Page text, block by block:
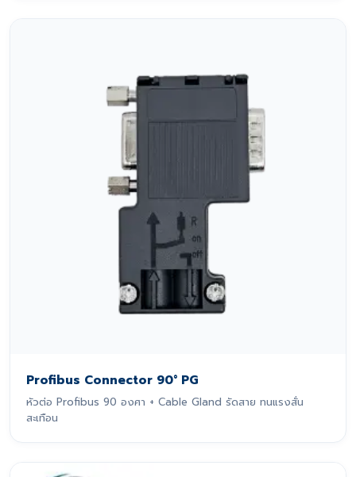
Profibus Connector 90° PG
หัวต่อ Profibus 90 องศา + Cable Gland รัดสาย ทนแรงสั่น
สะเทือน